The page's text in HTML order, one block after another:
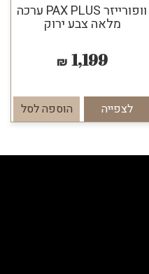
וופורייזר PAX PLUS ערכה
מלאה צבע ירוק
1,199
₪
לצפייה הוספה לסל